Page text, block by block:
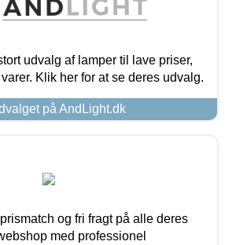
udvalg af lamper til lave priser,
Klik her for at se deres udvalg.
på AndLight.dk
og fri fragt på alle deres
med professionel